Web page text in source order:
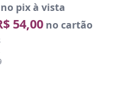
no pix à vista
54,00 no cartão